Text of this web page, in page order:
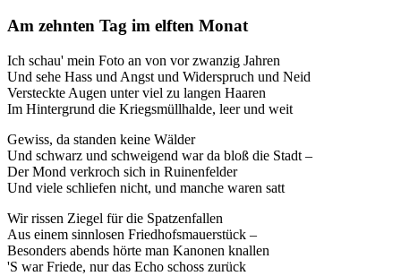
Am zehnten Tag im elften Monat
Ich schau' mein Foto an von vor zwanzig Jahren
Und sehe Hass und Angst und Widerspruch und Neid
Versteckte Augen unter viel zu langen Haaren
Im Hintergrund die Kriegsmüllhalde, leer und weit
Gewiss, da standen keine Wälder
Und schwarz und schweigend war da bloß die Stadt –
Der Mond verkroch sich in Ruinenfelder
Und viele schliefen nicht, und manche waren satt
Wir rissen Ziegel für die Spatzenfallen
Aus einem sinnlosen Friedhofsmauerstück –
Besonders abends hörte man Kanonen knallen
'S war Friede, nur das Echo schoss zurück